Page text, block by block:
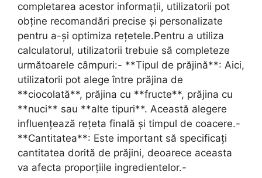
completarea acestor informații, utilizatorii pot
obține recomandări precise și personalizate
pentru a-și optimiza rețetele.Pentru a utiliza
calculatorul, utilizatorii trebuie să completeze
următoarele câmpuri:- **Tipul de prăjină**: Aici,
utilizatorii pot alege între prăjina de
**ciocolată**, prăjina cu **fructe**, prăjina cu
**nuci** sau **alte tipuri**. Această alegere
influențează rețeta finală și timpul de coacere.-
**Cantitatea**: Este important să specificați
cantitatea dorită de prăjini, deoarece aceasta
va afecta proporțiile ingredientelor.-